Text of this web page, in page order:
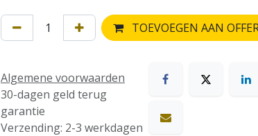
TOEVOEGEN AAN
Algemene voorwaarden
30-dagen geld terug
garantie
Verzending: 2-3 werkdagen